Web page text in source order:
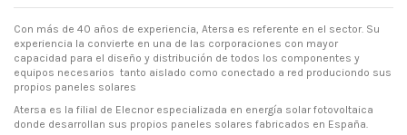
Con más de 40 años de experiencia, Atersa es referente en el sector. Su
experiencia la convierte en una de las corporaciones con mayor
capacidad para el diseño y distribución de todos los componentes y
equipos necesarios tanto aislado como conectado a red produciondo sus
propios paneles solares
Atersa es la filial de Elecnor especializada en energía solar fotovoltaica
donde desarrollan sus propios paneles solares fabricados en España.